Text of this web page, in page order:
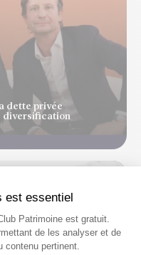
dette privée
diversification